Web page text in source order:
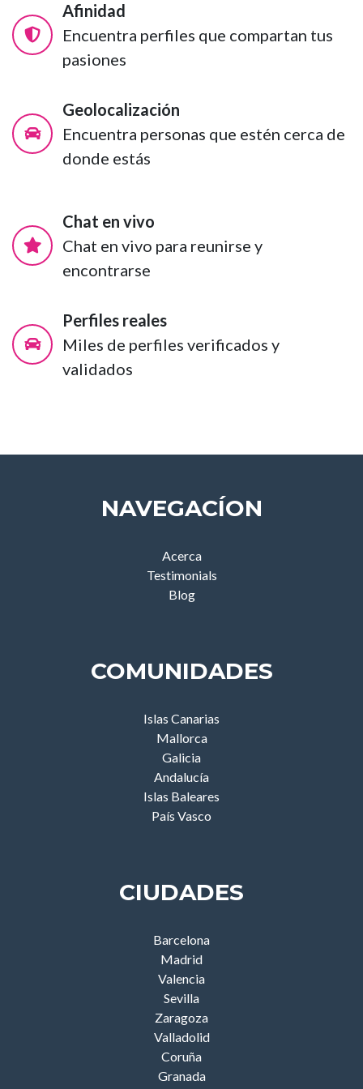
Afinidad
Encuentra perfiles que compartan tus
pasiones
Geolocalización
Encuentra personas que estén cerca de
donde estás
Chat en vivo
Chat en vivo para reunirse y
encontrarse
Perfiles reales
Miles de perfiles verificados y
validados
NAVEGACÍON
Acerca
Testimonials
Blog
COMUNIDADES
Islas Canarias
Mallorca
Galicia
Andalucía
Islas Baleares
País Vasco
CIUDADES
Barcelona
Madrid
Valencia
Sevilla
Zaragoza
Valladolid
Coruña
Granada